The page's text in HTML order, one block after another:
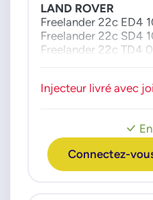
Connectez-
LAND ROVER
Freelander 22c ED4
Freelander 22c SD4
Freelander 22c TD4
Injecteur livré avec